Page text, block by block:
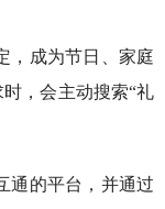
，成为节日、家庭
，会主动搜索“礼
通的平台，并通过